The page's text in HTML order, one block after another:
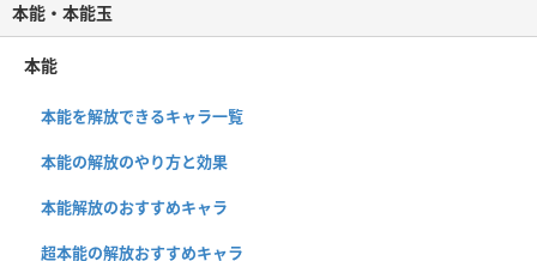
本能・本能玉
本能
本能を解放できるキャラ一覧
本能の解放のやり方と効果
本能解放のおすすめキャラ
超本能の解放おすすめキャラ